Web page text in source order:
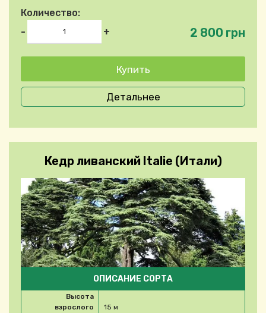
Количество:
-
+ 2 800 грн
Детальнее
Кедр ливанский Italie (Итали)
ОПИСАНИЕ СОРТА
Высота
взрослого
15 м